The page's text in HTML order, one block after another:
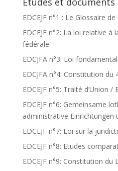
EDCEJF n°1 : Le Glossaire
EDCEJF n°2: La loi relative
fédérale
EDCJFA n°3: Loi
EDCJFA n°4: Constitution
EDCEJF n°5: Traité d’Union
EDCEJF n°6: Gemeinsame
administrative Einrichtungen
EDCEJF n°7: Loi sur la
EDCEJF n°8: Etudes
EDCEJF n°9: Constitution du